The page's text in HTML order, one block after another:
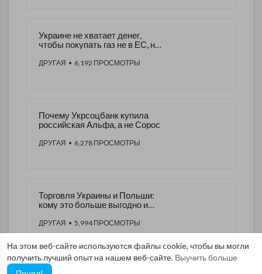
На этом веб-сайте используются файлы cookie, чтобы вы могли
получить лучший опыт на нашем веб-сайте. Выучить больше
Украине не хватает денег,
чтобы покупать газ не в ЕС, не
ДРУГАЯ • 6,192 ПРОСМОТРЫ
Почему Укрсоцбанк купила
российская Альфа, а не Сорос
ДРУГАЯ • 6,278 ПРОСМОТРЫ
Торговля Украины и Польши:
кому это больше выгодно и
ДРУГАЯ • 5,994 ПРОСМОТРЫ